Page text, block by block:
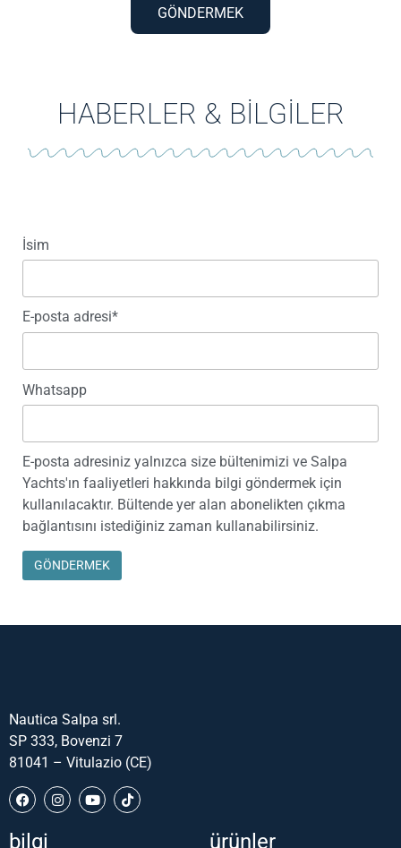
GÖNDERMEK
HABERLER & BİLGİLER
İsim
E-posta adresi*
Whatsapp
E-posta adresiniz yalnızca size bültenimizi ve Salpa
Yachts'ın faaliyetleri hakkında bilgi göndermek için
kullanılacaktır. Bültende yer alan abonelikten çıkma
bağlantısını istediğiniz zaman kullanabilirsiniz.
Nautica Salpa srl.
SP 333, Bovenzi 7
81041 – Vitulazio (CE)
bilgi ürünler